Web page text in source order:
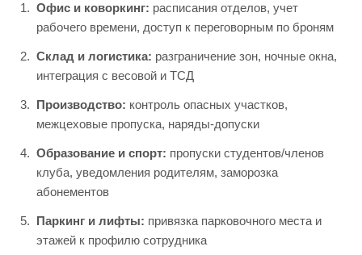
Офис и коворкинг: расписания отделов, учет
рабочего времени, доступ к переговорным по броням
Склад и логистика: разграничение зон, ночные окна,
интеграция с весовой и ТСД
Производство: контроль опасных участков,
межцеховые пропуска, наряды-допуски
Образование и спорт: пропуски студентов/членов
клуба, уведомления родителям, заморозка
абонементов
Паркинг и лифты: привязка парковочного места и
этажей к профилю сотрудника